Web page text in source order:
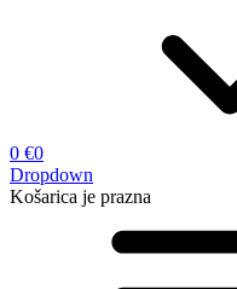
0 €0
Dropdown
Košarica je prazna